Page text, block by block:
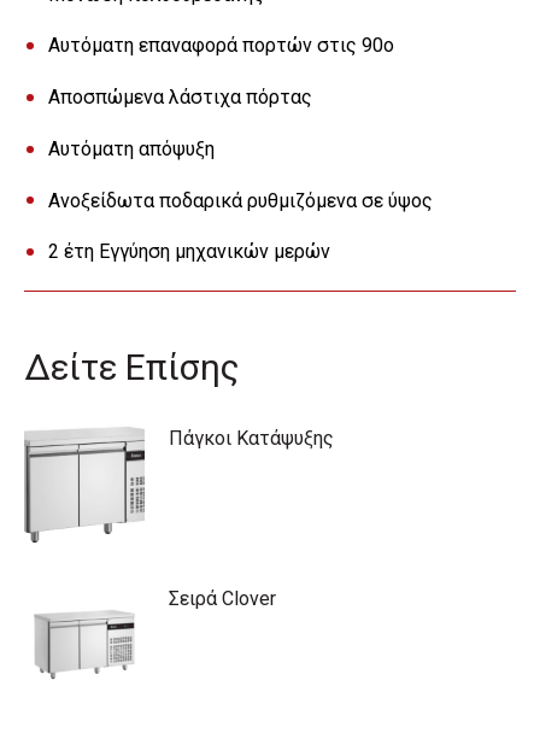
Αυτόματη επαναφορά πορτών στις 90o
Αποσπώμενα λάστιχα πόρτας
Αυτόματη απόψυξη
Ανοξείδωτα ποδαρικά ρυθμιζόμενα σε ύψος
2 έτη Εγγύηση μηχανικών μερών
Δείτε Επίσης
Πάγκοι Κατάψυξης
Σειρά Clover